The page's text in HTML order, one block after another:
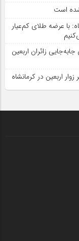
است
کرمانشاه: با عرضه طلای کم‌عیار
زائران اربعین